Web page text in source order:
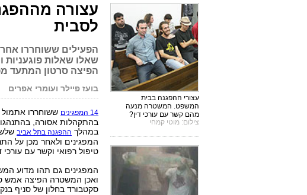
עצורה
לסבית
הפעילים ששוחררו
שאלו שאלות פוגעניות
הפיצה סרטון המתעד
בועז פיילר ועומרי אפרים
14 המפגינים
ששוחררו
בהתקהלות אסורה,
במהלך ההפגנה בתל אביב
המפגינים ולאחר מכן על
טיפול רפואי וקשר עם עורכי
המפגינים גם תהו מדוע
ואכן המשטרה הפיצה אמש
סקטבורד בחלון של סניף
עצורי ההפגנה בבית
המשפט. המשטרה מנעה
מהם קשר עם עורכי דין?
צילום: מוטי קמחי